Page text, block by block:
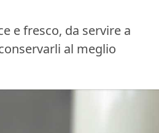
e fresco, da servire a
al meglio